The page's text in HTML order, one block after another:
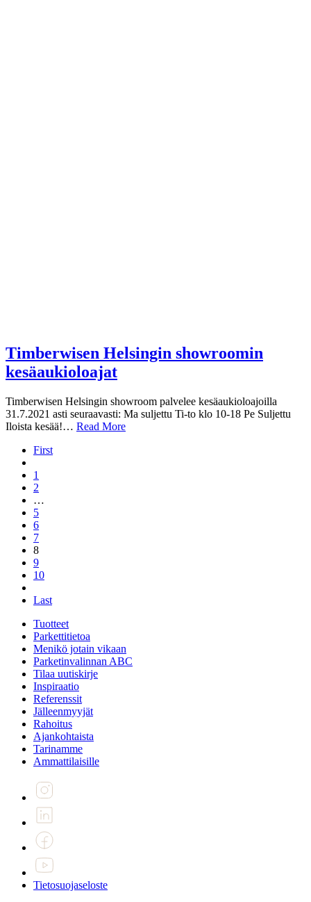
Timberwisen Helsingin showroomin
kesäaukioloajat
Timberwisen Helsingin showroom palvelee kesäaukioloajoilla
31.7.2021 asti seuraavasti: Ma suljettu Ti-to klo 10-18 Pe Suljettu
Iloista kesää!… Read More
First
1
2
…
5
6
7
8
9
10
Last
Tuotteet
Parkettitietoa
Menikö jotain vikaan
Parketinvalinnan ABC
Tilaa uutiskirje
Inspiraatio
Referenssit
Jälleenmyyjät
Rahoitus
Ajankohtaista
Tarinamme
Ammattilaisille
Tietosuojaseloste